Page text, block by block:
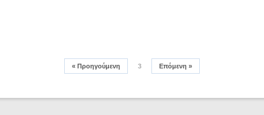
« Προηγούμενη 3 Επόμενη »